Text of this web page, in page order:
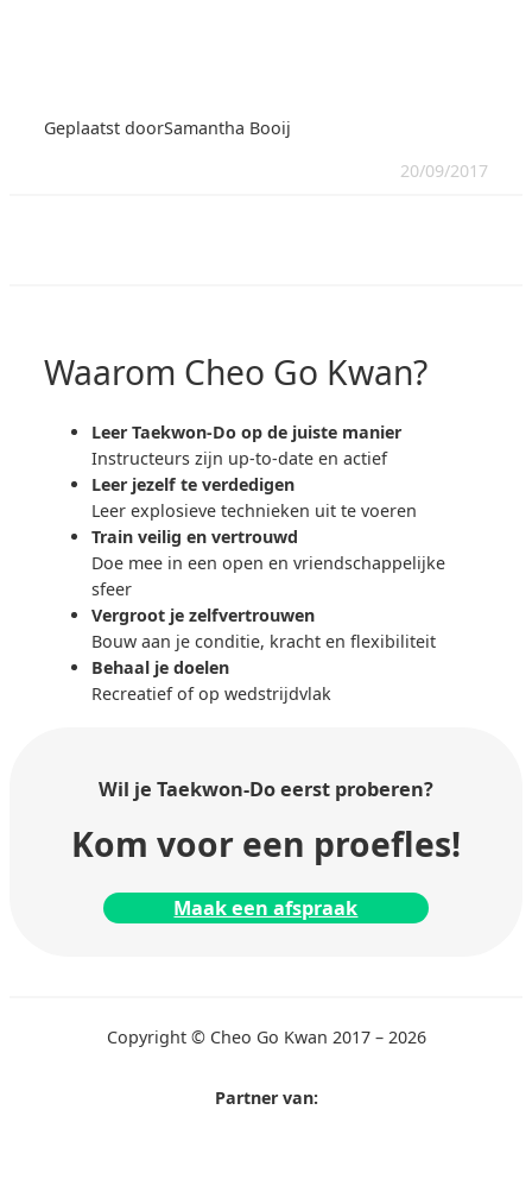
Geplaatst doorSamantha Booij
20/09/2017
Waarom Cheo Go Kwan?
Leer Taekwon-Do op de juiste manier
Instructeurs zijn up-to-date en actief
Leer jezelf te verdedigen
Leer explosieve technieken uit te voeren
Train veilig en vertrouwd
Doe mee in een open en vriendschappelijke
sfeer
Vergroot je zelfvertrouwen
Bouw aan je conditie, kracht en flexibiliteit
Behaal je doelen
Recreatief of op wedstrijdvlak
Wil je Taekwon-Doeerst proberen?
Kom voor een proefles!
Maak een afspraak
Copyright © Cheo Go Kwan 2017 – 2026
Partner van: